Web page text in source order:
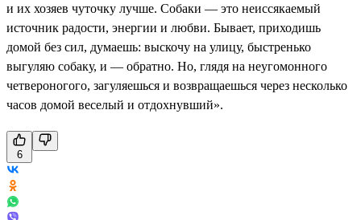
и их хозяев чуточку лучше. Собаки — это неиссякаемый
источник радости, энергии и любви. Бывает, приходишь
домой без сил, думаешь: выскочу на улицу, быстренько
выгуляю собаку, и — обратно. Но, глядя на неугомонного
четвероногого, загуляешься и возвращаешься через несколько
часов домой веселый и отдохнувший».
6